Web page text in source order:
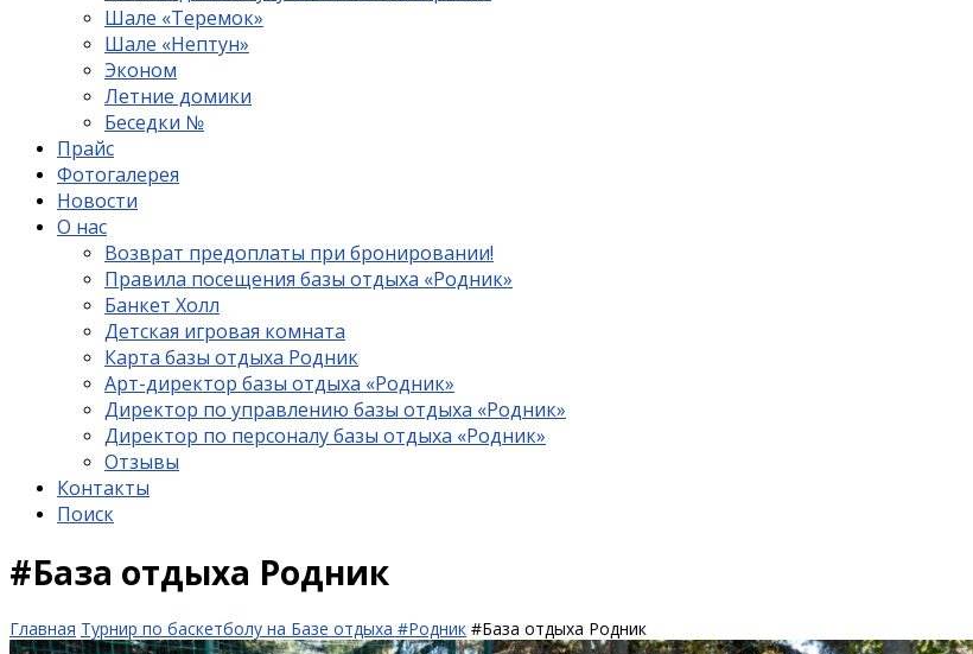
Шале «Теремок»
Шале «Нептун»
Эконом
Летние домики
Беседки №
Прайс
Фотогалерея
Новости
О нас
Возврат предоплаты при бронировании!
Правила посещения базы отдыха «Родник»
Банкет Холл
Детская игровая комната
Карта базы отдыха Родник
Арт-директор базы отдыха «Родник»
Директор по управлению базы отдыха «Родник»
Директор по персоналу базы отдыха «Родник»
Отзывы
Контакты
Поиск
#База отдыха Родник
Главная Турнир по баскетболу на Базе отдыха #Родник #База отдыха Родник